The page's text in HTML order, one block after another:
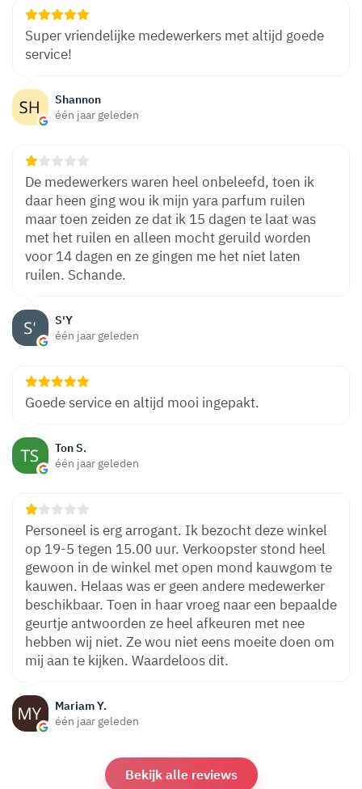
Shannon
één jaar geleden
Super vriendelijke medewerkers met altijd goede
service!
S'Y
één jaar geleden
De medewerkers waren heel onbeleefd, toen ik
daar heen ging wou ik mijn yara parfum ruilen
maar toen zeiden ze dat ik 15 dagen te laat was
met het ruilen en alleen mocht geruild worden
voor 14 dagen en ze gingen me het niet laten
ruilen. Schande.
Ton S.
één jaar geleden
Goede service en altijd mooi ingepakt.
Mariam Y.
één jaar geleden
Personeel is erg arrogant. Ik bezocht deze winkel
op 19-5 tegen 15.00 uur. Verkoopster stond heel
gewoon in de winkel met open mond kauwgom te
kauwen. Helaas was er geen andere medewerker
beschikbaar. Toen in haar vroeg naar een bepaalde
geurtje antwoorden ze heel afkeuren met nee
hebben wij niet. Ze wou niet eens moeite doen om
mij aan te kijken. Waardeloos dit.
Bekijk alle reviews